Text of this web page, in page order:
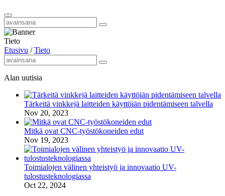
Tieto
Etusivu /Tieto
Alan uutisia
Tärkeitä vinkkejä laitteiden käyttöiän pidentämiseen talvella
Nov 20, 2023
Mitkä ovat CNC-työstökoneiden edut
Nov 19, 2023
Toimialojen välinen yhteistyö ja innovaatio UV-
tulostusteknologiassa
Oct 22, 2024